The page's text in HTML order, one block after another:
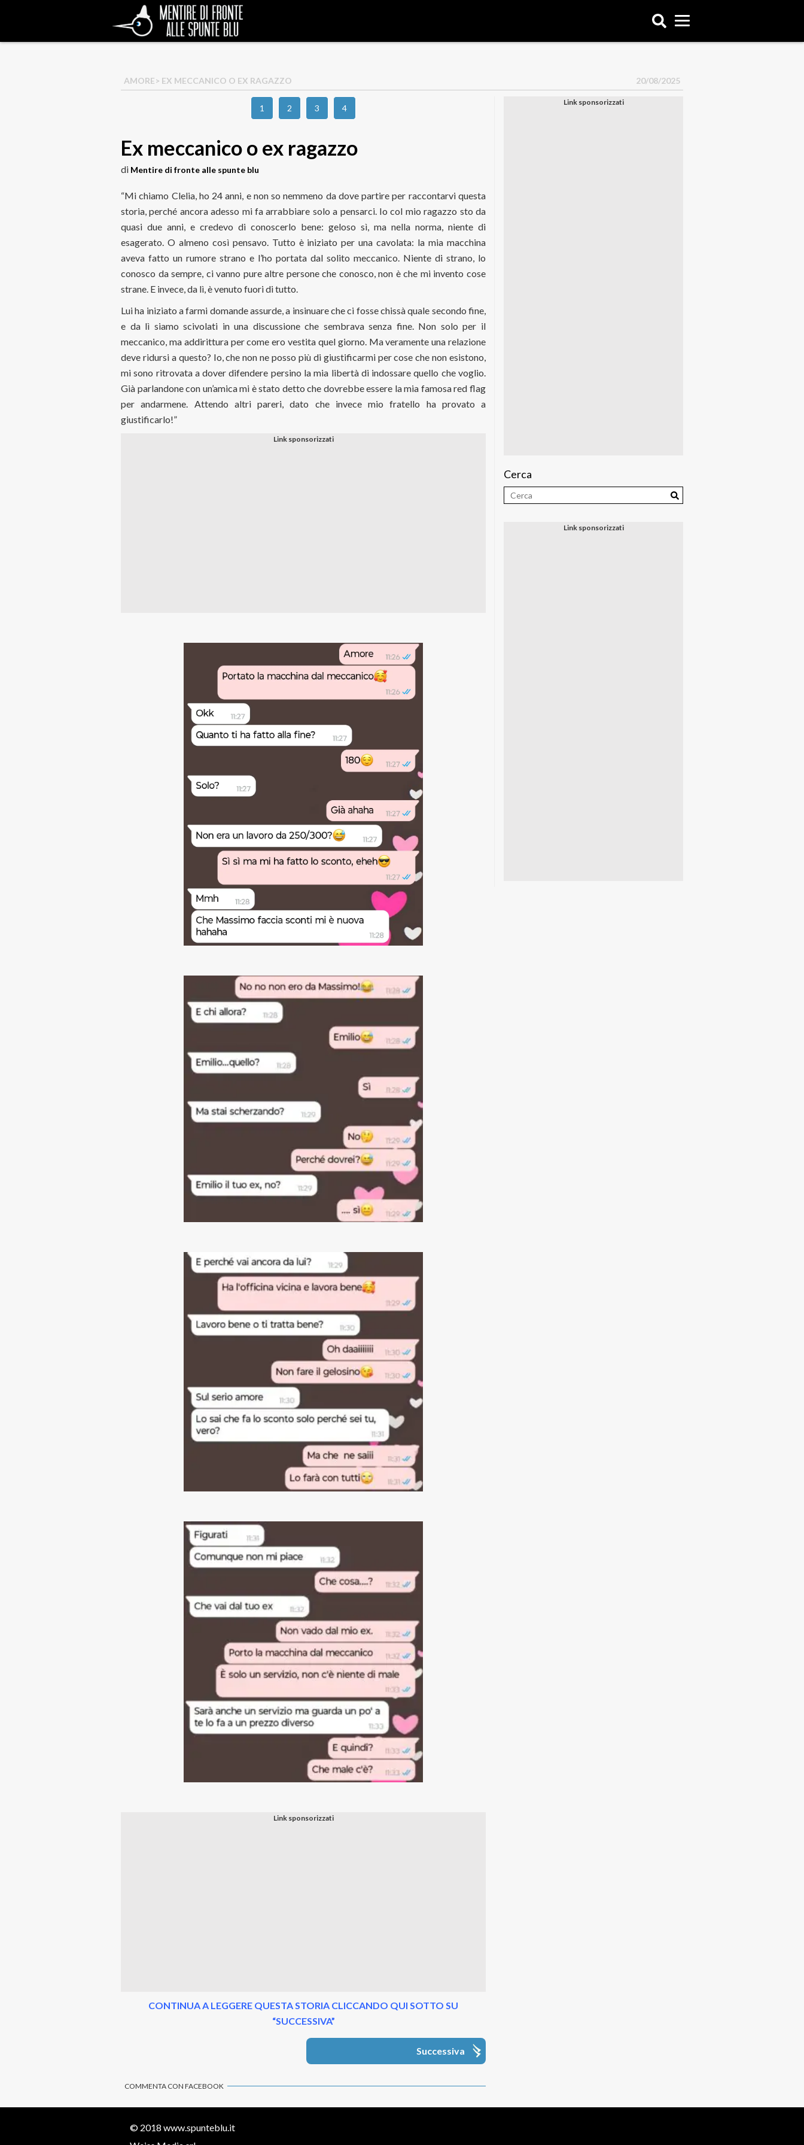
AMORE> EX MECCANICO O EX RAGAZZO 20/08/2025
1 2 3 4
Ex meccanico o ex ragazzo
di Mentire di fronte alle spunte blu
“Mi chiamo Clelia, ho 24 anni, e non so nemmeno da dove partire per raccontarvi questa
storia, perché ancora adesso mi fa arrabbiare solo a pensarci. Io col mio ragazzo sto da
quasi due anni, e credevo di conoscerlo bene: geloso sì, ma nella norma, niente di
esagerato. O almeno così pensavo. Tutto è iniziato per una cavolata: la mia macchina
aveva fatto un rumore strano e l’ho portata dal solito meccanico. Niente di strano, lo
conosco da sempre, ci vanno pure altre persone che conosco, non è che mi invento cose
strane. E invece, da lì, è venuto fuori di tutto.
Lui ha iniziato a farmi domande assurde, a insinuare che ci fosse chissà quale secondo fine,
e da lì siamo scivolati in una discussione che sembrava senza fine. Non solo per il
meccanico, ma addirittura per come ero vestita quel giorno. Ma veramente una relazione
deve ridursi a questo? Io, che non ne posso più di giustificarmi per cose che non esistono,
mi sono ritrovata a dover difendere persino la mia libertà di indossare quello che voglio.
Già parlandone con un’amica mi è stato detto che dovrebbe essere la mia famosa red flag
per andarmene. Attendo altri pareri, dato che invece mio fratello ha provato a
giustificarlo!”
CONTINUA A LEGGERE QUESTA STORIA CLICCANDO QUI SOTTO SU
“SUCCESSIVA”
Successiva
COMMENTA CON FACEBOOK
Cerca
© 2018 www.spunteblu.it